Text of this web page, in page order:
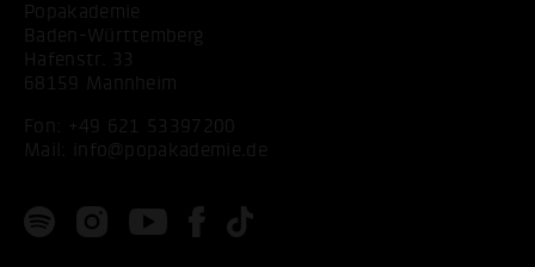
Popakademie
Baden-Württemberg
Hafenstr. 33
68159 Mannheim
Fon:
+49 621 53397200
Mail:
info@popakademie.de